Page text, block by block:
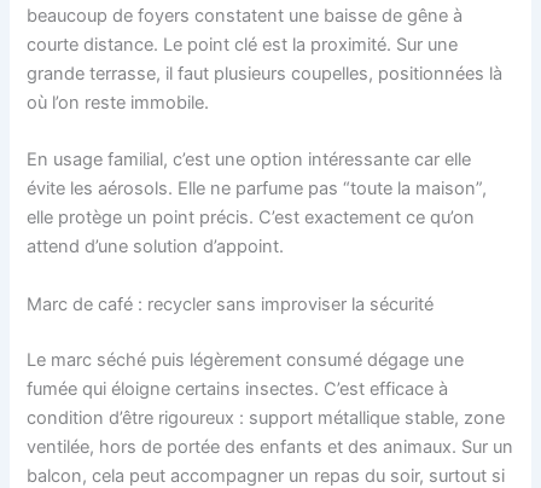
beaucoup de foyers constatent une baisse de gêne à
courte distance. Le point clé est la proximité. Sur une
grande terrasse, il faut plusieurs coupelles, positionnées là
où l’on reste immobile.
En usage familial, c’est une option intéressante car elle
évite les aérosols. Elle ne parfume pas “toute la maison”,
elle protège un point précis. C’est exactement ce qu’on
attend d’une solution d’appoint.
Marc de café : recycler sans improviser la sécurité
Le marc séché puis légèrement consumé dégage une
fumée qui éloigne certains insectes. C’est efficace à
condition d’être rigoureux : support métallique stable, zone
ventilée, hors de portée des enfants et des animaux. Sur un
balcon, cela peut accompagner un repas du soir, surtout si